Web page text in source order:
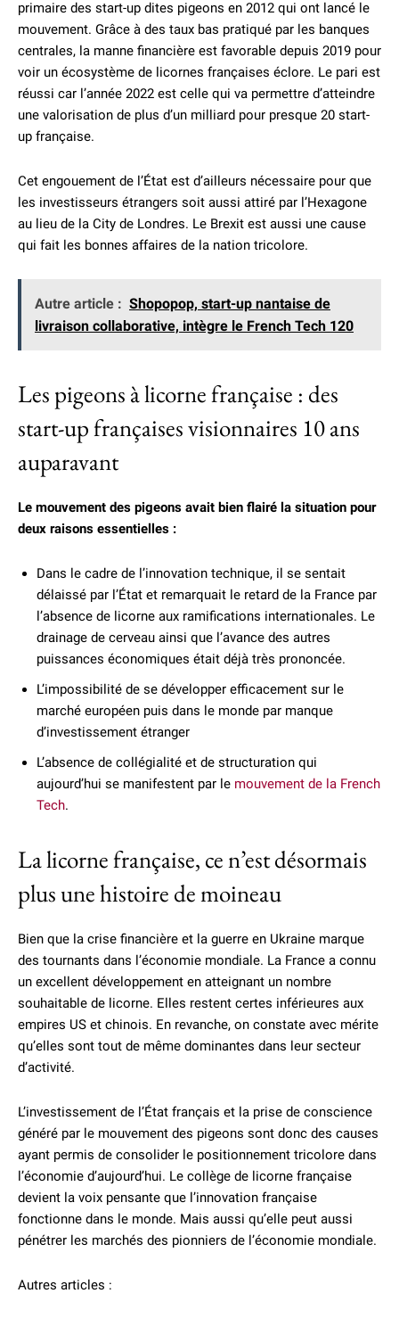
primaire des start-up dites pigeons en 2012 qui ont lancé le
mouvement. Grâce à des taux bas pratiqué par les banques
centrales, la manne financière est favorable depuis 2019 pour
voir un écosystème de licornes françaises éclore. Le pari est
réussi car l’année 2022 est celle qui va permettre d’atteindre
une valorisation de plus d’un milliard pour presque 20 start-
up française.
Cet engouement de l’État est d’ailleurs nécessaire pour que
les investisseurs étrangers soit aussi attiré par l’Hexagone
au lieu de la City de Londres. Le Brexit est aussi une cause
qui fait les bonnes affaires de la nation tricolore.
Autre article : Shopopop, start-up nantaise de
livraison collaborative, intègre le French Tech 120
Les pigeons à licorne française : des
start-up françaises visionnaires 10 ans
auparavant
Le mouvement des pigeons avait bien flairé la situation pour
deux raisons essentielles :
Dans le cadre de l’innovation technique, il se sentait
délaissé par l’État et remarquait le retard de la France par
l’absence de licorne aux ramifications internationales. Le
drainage de cerveau ainsi que l’avance des autres
puissances économiques était déjà très prononcée.
L’impossibilité de se développer efficacement sur le
marché européen puis dans le monde par manque
d’investissement étranger
L’absence de collégialité et de structuration qui
aujourd’hui se manifestent par le mouvement de la French
Tech.
La licorne française, ce n’est désormais
plus une histoire de moineau
Bien que la crise financière et la guerre en Ukraine marque
des tournants dans l’économie mondiale. La France a connu
un excellent développement en atteignant un nombre
souhaitable de licorne. Elles restent certes inférieures aux
empires US et chinois. En revanche, on constate avec mérite
qu’elles sont tout de même dominantes dans leur secteur
d’activité.
L’investissement de l’État français et la prise de conscience
généré par le mouvement des pigeons sont donc des causes
ayant permis de consolider le positionnement tricolore dans
l’économie d’aujourd’hui. Le collège de licorne française
devient la voix pensante que l’innovation française
fonctionne dans le monde. Mais aussi qu’elle peut aussi
pénétrer les marchés des pionniers de l’économie mondiale.
Autres articles :